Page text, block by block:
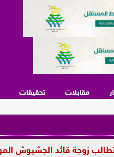
مقابلات تحقيقات
زوجة قائد الجشيوش